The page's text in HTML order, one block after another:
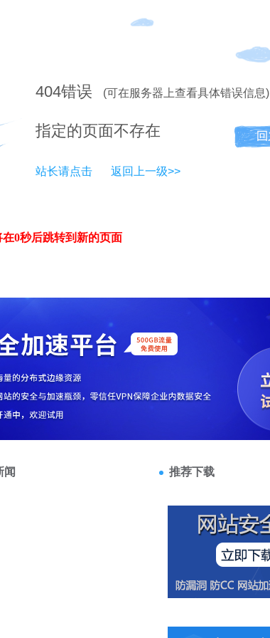
404错误 (可在服务器上查看具体错误信息)
指定的页面不存在
站长请点击 返回上一级>>